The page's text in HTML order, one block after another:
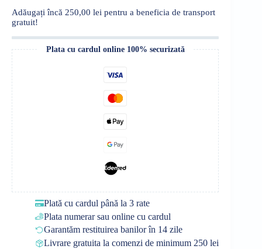
Adăugați încă 250,00 lei pentru a beneficia de transport
gratuit!
Plata cu cardul online 100% securizată
Plată cu cardul până la 3 rate
Plata numerar sau online cu cardul
Garantăm restituirea banilor în 14 zile
Livrare gratuita la comenzi de minimum 250 lei